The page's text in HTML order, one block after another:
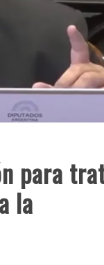
para
la